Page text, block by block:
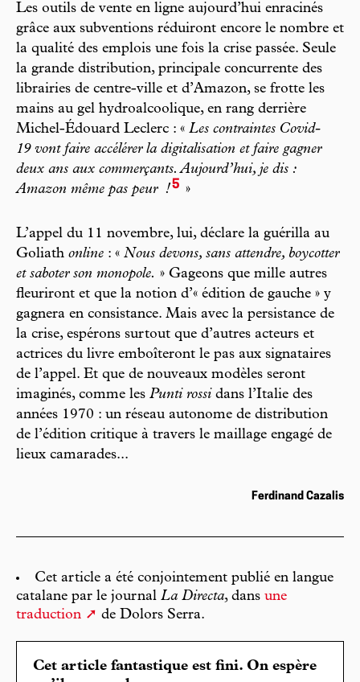
Les outils de vente en ligne aujourd’hui enracinés
grâce aux subventions réduiront encore le nombre et
la qualité des emplois une fois la crise passée. Seule
la grande distribution, principale concurrente des
librairies de centre-ville et d’Amazon, se frotte les
mains au gel hydroalcoolique, en rang derrière
Michel-Édouard Leclerc : « Les contraintes Covid-
19 vont faire accélérer la digitalisation et faire gagner
deux ans aux commerçants. Aujourd’hui, je dis :
Amazon même pas peur !5 »
L’appel du 11 novembre, lui, déclare la guérilla au
Goliath online : « Nous devons, sans attendre, boycotter
et saboter son monopole. » Gageons que mille autres
fleuriront et que la notion d’« édition de gauche » y
gagnera en consistance. Mais avec la persistance de
la crise, espérons surtout que d’autres acteurs et
actrices du livre emboîteront le pas aux signataires
de l’appel. Et que de nouveaux modèles seront
imaginés, comme les Punti rossi dans l’Italie des
années 1970 : un réseau autonome de distribution
de l’édition critique à travers le maillage engagé de
lieux camarades...
Ferdinand Cazalis
Cet article a été conjointement publié en langue
catalane par le journal La Directa, dans une
traduction
de Dolors Serra.
Cet article fantastique est fini. On espère